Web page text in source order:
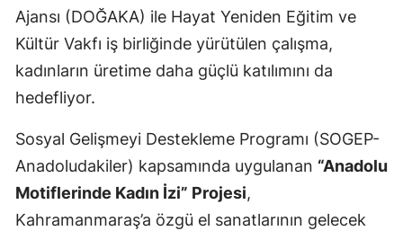
Ajansı (DOĞAKA) ile Hayat Yeniden Eğitim ve
Kültür Vakfı iş birliğinde yürütülen çalışma,
kadınların üretime daha güçlü katılımını da
hedefliyor.
Sosyal Gelişmeyi Destekleme Programı (SOGEP-
Anadoludakiler) kapsamında uygulanan “Anadolu
Motiflerinde Kadın İzi” Projesi,
Kahramanmaraş’a özgü el sanatlarının gelecek